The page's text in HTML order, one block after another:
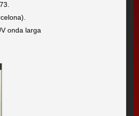
onda larga